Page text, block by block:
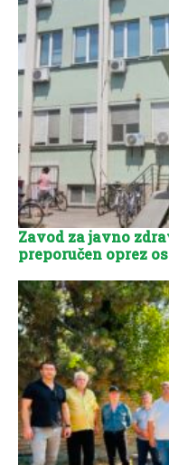
Zavod za javno
preporučen oprez